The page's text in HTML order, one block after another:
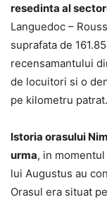
resedinta al
Languedoc –
suprafata de
recensamantului
de locuitori si o
pe kilometru patrat.
Istoria orasului
urma, in
lui Augustus au
Orasul era situat